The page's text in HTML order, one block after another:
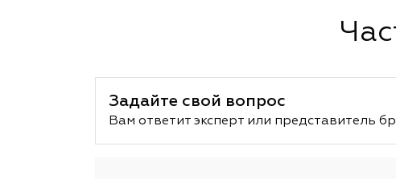
Задайте свой вопрос
Вам ответит эксперт или представитель